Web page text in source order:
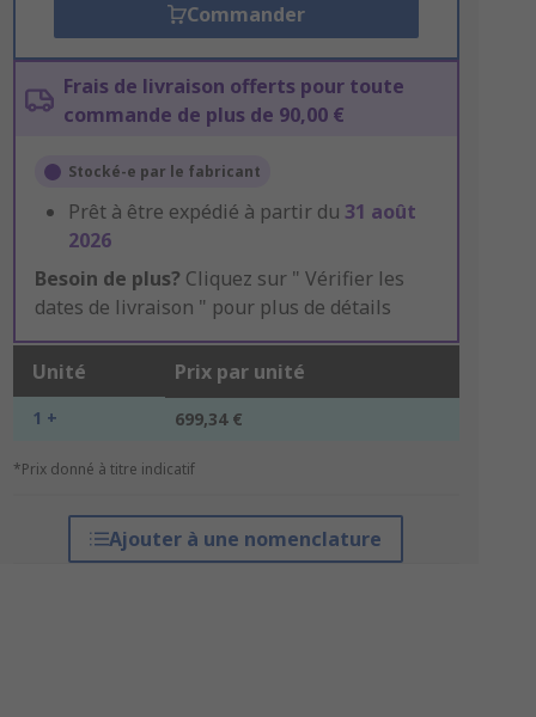
Commander
Frais de livraison offerts pour toute
commande de plus de 90,00 €
Stocké-e par le fabricant
Prêt à être expédié à partir du 31 août
2026
Besoin de plus? Cliquez sur " Vérifier les
dates de livraison " pour plus de détails
Unité Prix par unité
1 + 699,34 €
*Prix donné à titre indicatif
Ajouter à une nomenclature